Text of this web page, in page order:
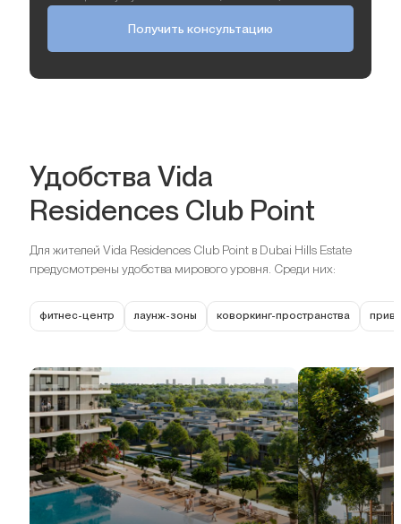
Получить консультацию
Удобства Vida
Residences Club Point
Для жителей Vida Residences Club Point в Dubai Hills Estate
предусмотрены удобства мирового уровня. Среди них:
фитнес-центр лаунж-зоны коворкинг-пространства